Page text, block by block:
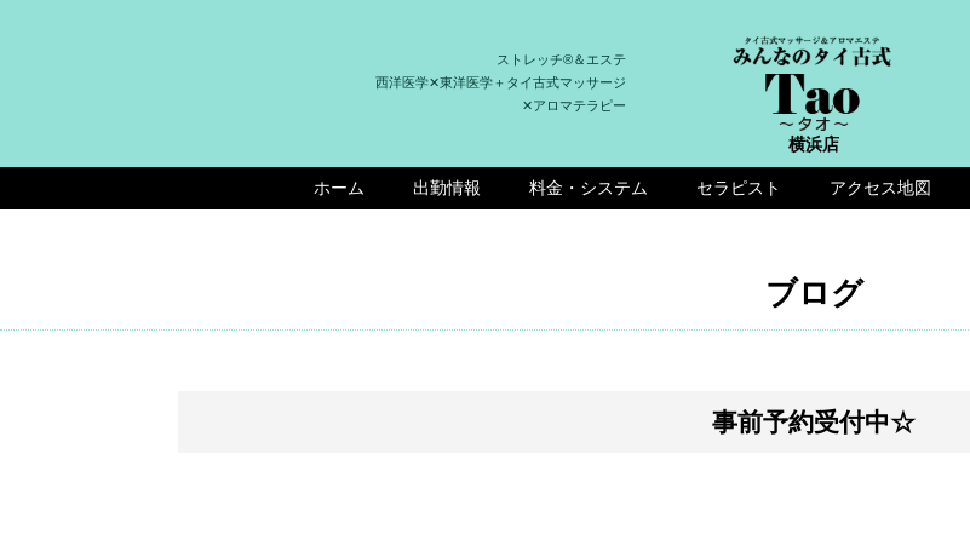
ストレッチ®＆エステ
西洋医学✕東洋医学＋タイ古式マッサージ
✕アロマテラピー
横浜店
ホーム 出勤情報 料金・システム セラピスト アクセス地図
ブログ
事前予約受付中☆